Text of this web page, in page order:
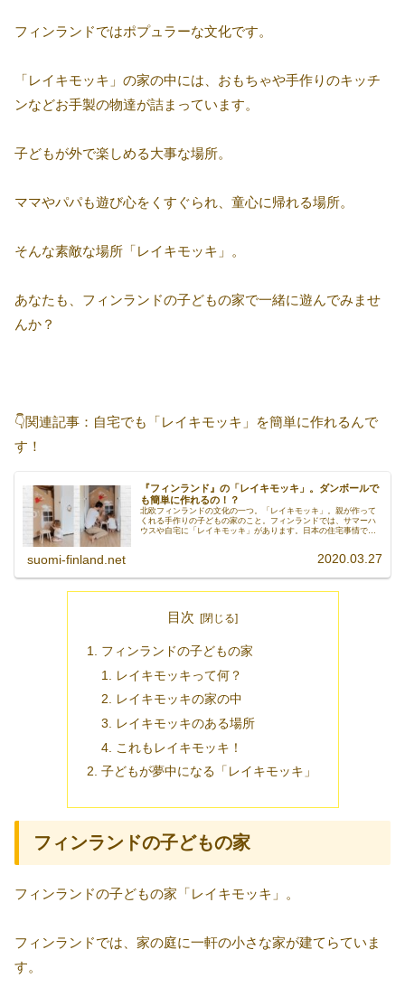
フィンランドではポプュラーな文化です。
「レイキモッキ」の家の中には、おもちゃや手作りのキッチ
ンなどお手製の物達が詰まっています。
子どもが外で楽しめる大事な場所。
ママやパパも遊び心をくすぐられ、童心に帰れる場所。
そんな素敵な場所「レイキモッキ」。
あなたも、フィンランドの子どもの家で一緒に遊んでみませ
んか？
👇関連記事：自宅でも「レイキモッキ」を簡単に作れるんで
す！
『フィンランド』の「レイキモッキ」。ダンボールで
も簡単に作れるの！？
北欧フィンランドの文化の一つ。「レイキモッキ」。親が作って
くれる手作りの子どもの家のこと。フィンランドでは、サマーハ
ウスや自宅に「レイキモッキ」があります。日本の住宅事情で
suomi-finland.net 2020.03.27
目次
フィンランドの子どもの家
レイキモッキって何？
レイキモッキの家の中
レイキモッキのある場所
これもレイキモッキ！
子どもが夢中になる「レイキモッキ」
フィンランドの子どもの家
フィンランドの子どもの家「レイキモッキ」。
フィンランドでは、家の庭に一軒の小さな家が建てらていま
す。